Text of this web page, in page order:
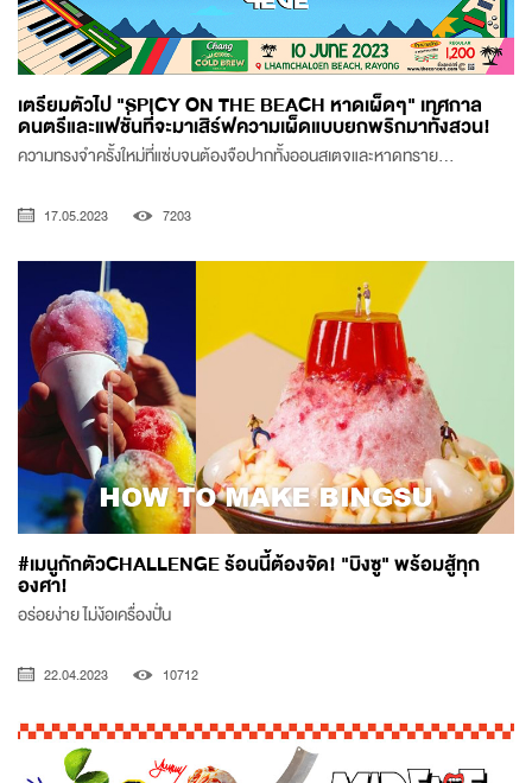
เตรียมตัวไป "SPICY ON THE BEACH หาดเผ็ดๆ" เทศกาล
ดนตรีและแฟชั่นที่จะมาเสิร์ฟความเผ็ดแบบยกพริกมาทั้งสวน!
ความทรงจำครั้งใหม่ที่แซ่บจนต้องจือปากทั้งออนสเตจและหาดทราย...
17.05.2023 7203
#เมนูกักตัวCHALLENGE ร้อนนี้ต้องจัด! "บิงซู" พร้อมสู้ทุก
องศา!
อร่อยง่าย ไม่ง้อเครื่องปั่น
22.04.2023 10712